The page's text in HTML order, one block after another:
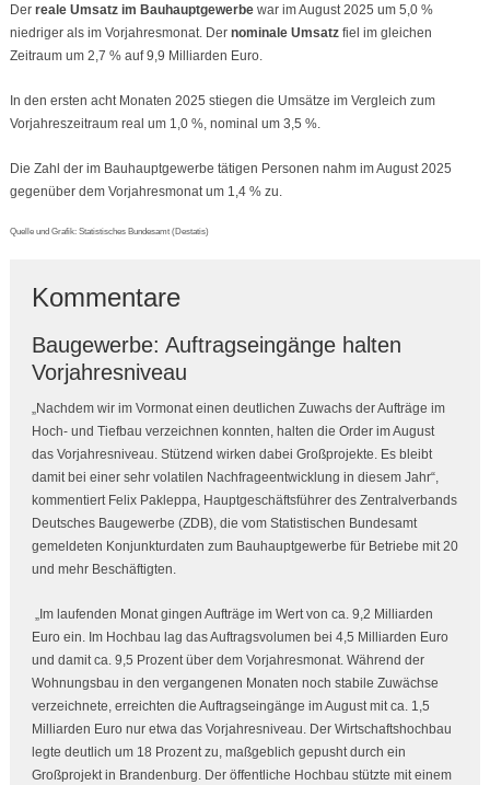
Der reale Umsatz im Bauhauptgewerbewar im August 2025 um 5,0 %
niedriger als im Vorjahresmonat. Der nominale Umsatzfiel im gleichen
Zeitraum um 2,7 % auf 9,9 Milliarden Euro.
In den ersten acht Monaten 2025 stiegen die Umsätze im Vergleich zum
Vorjahreszeitraum real um 1,0 %, nominal um 3,5 %.
Die Zahl der im Bauhauptgewerbe tätigen Personen nahm im August 2025
gegenüber dem Vorjahresmonat um 1,4 % zu.
Quelle und Grafik: Statistisches Bundesamt (Destatis)
Kommentare
Baugewerbe: Auftragseingänge halten
Vorjahresniveau
„Nachdem wir im Vormonat einen deutlichen Zuwachs der Aufträge im
Hoch- und Tiefbau verzeichnen konnten, halten die Order im August
das Vorjahresniveau. Stützend wirken dabei Großprojekte. Es bleibt
damit bei einer sehr volatilen Nachfrageentwicklung in diesem Jahr“,
kommentiert Felix Pakleppa, Hauptgeschäftsführer des Zentralverbands
Deutsches Baugewerbe (ZDB), die vom Statistischen Bundesamt
gemeldeten Konjunkturdaten zum Bauhauptgewerbe für Betriebe mit 20
und mehr Beschäftigten.
„Im laufenden Monat gingen Aufträge im Wert von ca. 9,2 Milliarden
Euro ein. Im Hochbau lag das Auftragsvolumen bei 4,5 Milliarden Euro
und damit ca. 9,5 Prozent über dem Vorjahresmonat. Während der
Wohnungsbau in den vergangenen Monaten noch stabile Zuwächse
verzeichnete, erreichten die Auftragseingänge im August mit ca. 1,5
Milliarden Euro nur etwa das Vorjahresniveau. Der Wirtschaftshochbau
legte deutlich um 18 Prozent zu, maßgeblich gepusht durch ein
Großprojekt in Brandenburg. Der öffentliche Hochbau stützte mit einem